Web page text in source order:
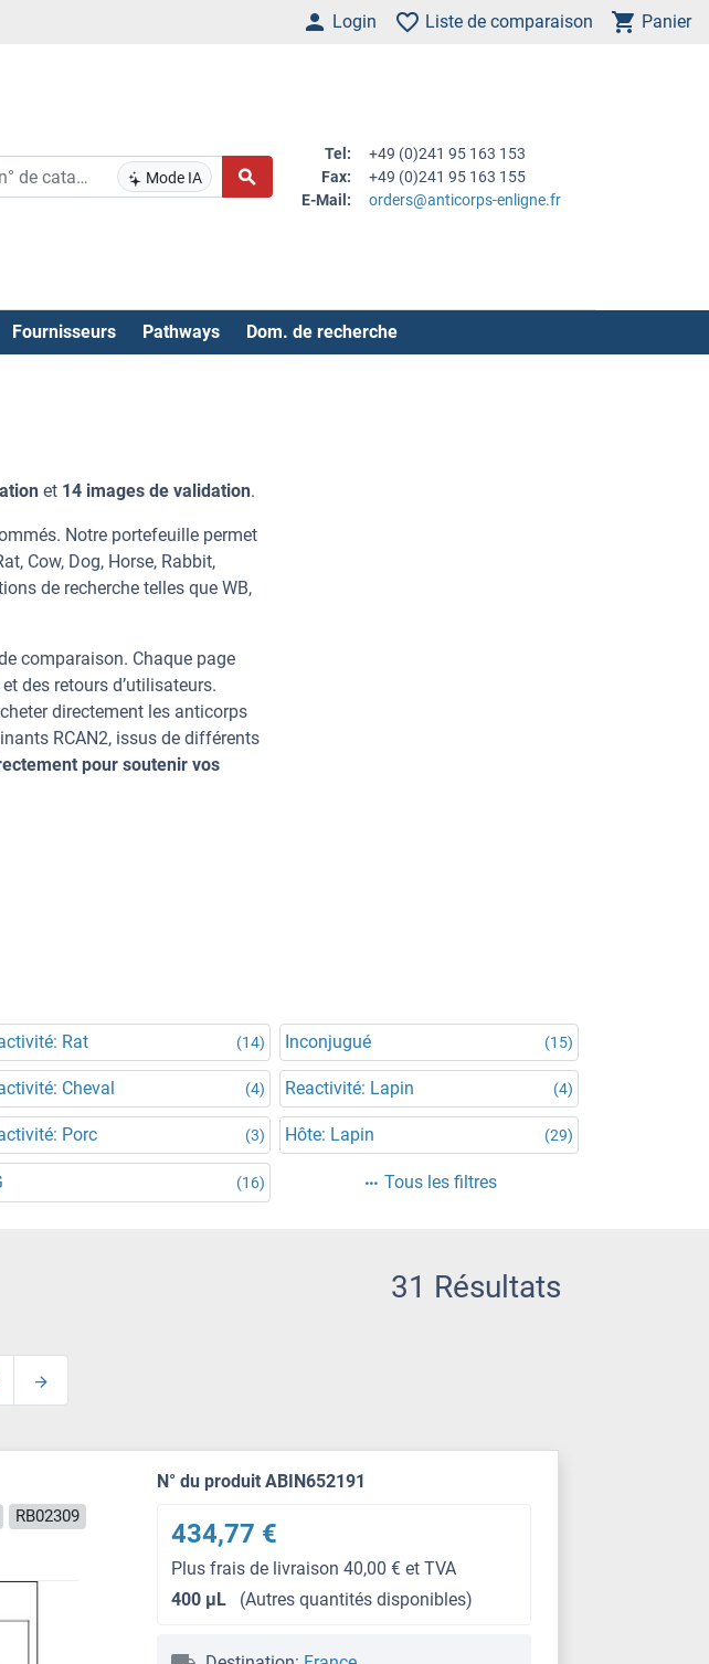
Login Liste de comparaison Panier
Mode IA
Tel:
+49 (0)241 95 163 153
Fax:
+49 (0)241 95 163 155
E-Mail:
orders@anticorps-enligne.fr
Fournisseurs Pathways Dom. de recherche
et 14 images de validation.
Notre portefeuille permet
Cow, Dog, Horse, Rabbit,
de recherche telles que WB,
comparaison. Chaque page
des retours d’utilisateurs.
directement les anticorps
RCAN2, issus de différents
pour soutenir vos
Rat (14) Inconjugué (15)
Cheval (4) Reactivité: Lapin (4)
Porc (3) Hôte: Lapin (29)
(16) Tous les filtres
31 Résultats
RB02309
N° du produit ABIN652191
434,77 €
Plus frais de livraison 40,00 € et TVA
400 μL
(Autres quantités disponibles)